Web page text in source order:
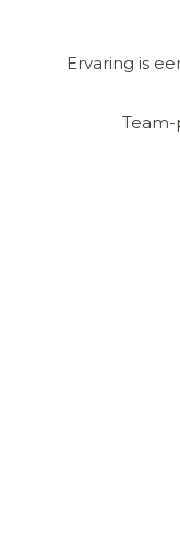
Ervaring is